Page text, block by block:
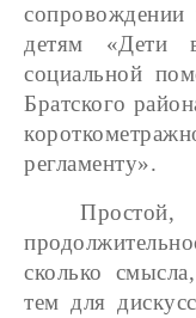
детям «Дети
социальной
Братского
регламенту».
сколько
тем для